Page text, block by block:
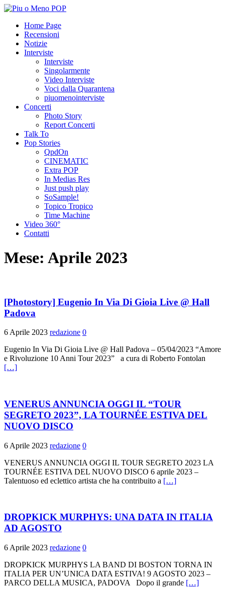
Home Page
Recensioni
Notizie
Interviste
Interviste
Singolarmente
Video Interviste
Voci dalla Quarantena
piuomenointerviste
Concerti
Photo Story
Report Concerti
Talk To
Pop Stories
QpdOn
CINEMATIC
Extra POP
In Medias Res
Just push play
SoSample!
Topico Tropico
Time Machine
Video 360°
Contatti
Mese: Aprile 2023
[Photostory] Eugenio In Via Di Gioia Live @ Hall
Padova
6 Aprile 2023 redazione 0
Eugenio In Via Di Gioia Live @ Hall Padova – 05/04/2023 “Amore
e Rivoluzione 10 Anni Tour 2023” a cura di Roberto Fontolan
[…]
VENERUS ANNUNCIA OGGI IL “TOUR
SEGRETO 2023”, LA TOURNÉE ESTIVA DEL
NUOVO DISCO
6 Aprile 2023 redazione 0
VENERUS ANNUNCIA OGGI IL TOUR SEGRETO 2023 LA
TOURNÉE ESTIVA DEL NUOVO DISCO 6 aprile 2023 –
Talentuoso ed eclettico artista che ha contribuito a […]
DROPKICK MURPHYS: UNA DATA IN ITALIA
AD AGOSTO
6 Aprile 2023 redazione 0
DROPKICK MURPHYS LA BAND DI BOSTON TORNA IN
ITALIA PER UN’UNICA DATA ESTIVA! 9 AGOSTO 2023 –
PARCO DELLA MUSICA, PADOVA Dopo il grande […]